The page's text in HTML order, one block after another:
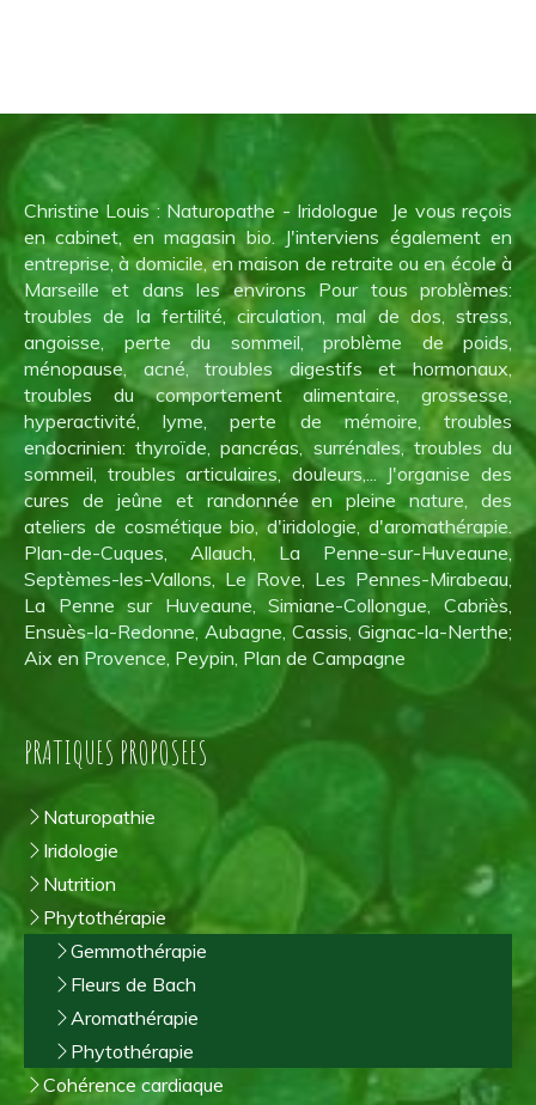
Christine Louis : Naturopathe - Iridologue Je vous reçois
en cabinet, en magasin bio. J'interviens également en
entreprise, à domicile, en maison de retraite ou en école à
Marseille et dans les environs Pour tous problèmes:
troubles de la fertilité, circulation, mal de dos, stress,
angoisse, perte du sommeil, problème de poids,
ménopause, acné, troubles digestifs et hormonaux,
troubles du comportement alimentaire, grossesse,
hyperactivité, lyme, perte de mémoire, troubles
endocrinien: thyroïde, pancréas, surrénales, troubles du
sommeil, troubles articulaires, douleurs,... J'organise des
cures de jeûne et randonnée en pleine nature, des
ateliers de cosmétique bio, d'iridologie, d'aromathérapie.
Plan-de-Cuques, Allauch, La Penne-sur-Huveaune,
Septèmes-les-Vallons, Le Rove, Les Pennes-Mirabeau,
La Penne sur Huveaune, Simiane-Collongue, Cabriès,
Ensuès-la-Redonne, Aubagne, Cassis, Gignac-la-Nerthe;
Aix en Provence, Peypin, Plan de Campagne
PRATIQUES PROPOSEES
Naturopathie
Iridologie
Nutrition
Phytothérapie
Gemmothérapie
Fleurs de Bach
Aromathérapie
Phytothérapie
Cohérence cardiaque